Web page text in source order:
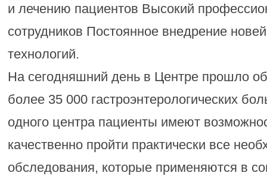
и лечению пациентов Высокий
сотрудников Постоянное внедрение
технологий.
На сегодняшний день в Центре прошло
более 35 000 гастроэнтерологических
одного центра пациенты имеют
качественно пройти практически все
обследования, которые применяются в